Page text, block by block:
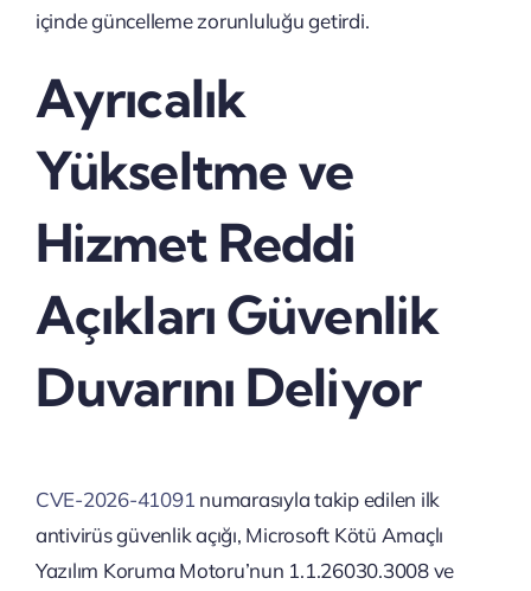
içinde güncelleme zorunluluğu getirdi.
Ayrıcalık
Yükseltme ve
Hizmet Reddi
Açıkları Güvenlik
Duvarını Deliyor
CVE-2026-41091 numarasıyla takip edilen ilk
antivirüs güvenlik açığı, Microsoft Kötü Amaçlı
Yazılım Koruma Motoru’nun 1.1.26030.3008 ve